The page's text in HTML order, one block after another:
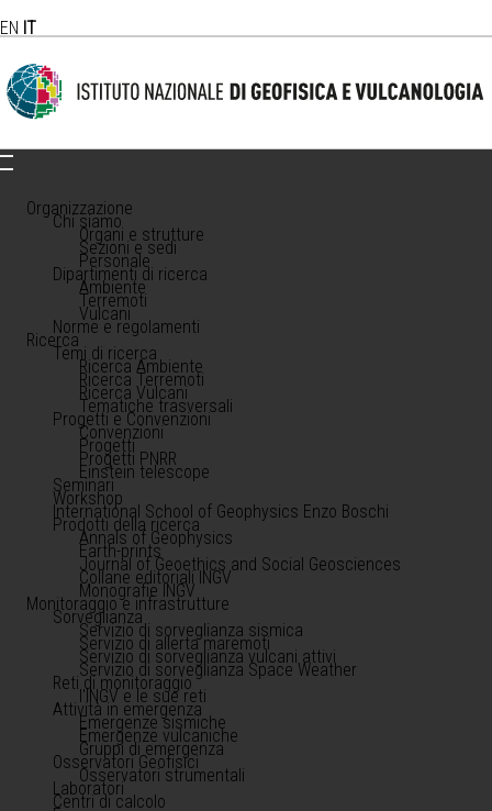
EN IT
Organizzazione
Chi siamo
Organi e strutture
Sezioni e sedi
Personale
Dipartimenti di ricerca
Ambiente
Terremoti
Vulcani
Norme e regolamenti
Ricerca
Temi di ricerca
Ricerca Ambiente
Ricerca Terremoti
Ricerca Vulcani
Tematiche trasversali
Progetti e Convenzioni
Convenzioni
Progetti
Progetti PNRR
Einstein telescope
Seminari
Workshop
International School of Geophysics Enzo Boschi
Prodotti della ricerca
Annals of Geophysics
Earth-prints
Journal of Geoethics and Social Geosciences
Collane editoriali INGV
Monografie INGV
Monitoraggio e infrastrutture
Sorveglianza
Servizio di sorveglianza sismica
Servizio di allerta maremoti
Servizio di sorveglianza vulcani attivi
Servizio di sorveglianza Space Weather
Reti di monitoraggio
l'INGV e le sue reti
Attività in emergenza
Emergenze sismiche
Emergenze vulcaniche
Gruppi di emergenza
Osservatori Geofisici
Osservatori strumentali
Laboratori
Centri di calcolo